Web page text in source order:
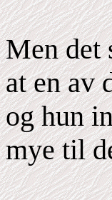
Men det
at en av
og hun
mye til